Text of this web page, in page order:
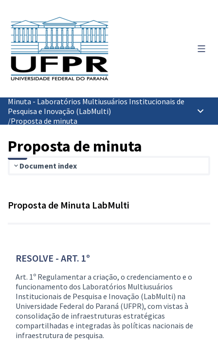
Minuta - Laboratórios Multiusuários Institucionais de
Pesquisa e Inovação (LabMulti)
/Proposta de minuta
Proposta de minuta
Document index
Proposta de Minuta LabMulti
RESOLVE - ART. 1º
Art. 1º Regulamentar a criação, o credenciamento e o
funcionamento dos Laboratórios Multiusuários
Institucionais de Pesquisa e Inovação (LabMulti) na
Universidade Federal do Paraná (UFPR), com vistas à
consolidação de infraestruturas estratégicas
compartilhadas e integradas às políticas nacionais de
infraestrutura de pesquisa.